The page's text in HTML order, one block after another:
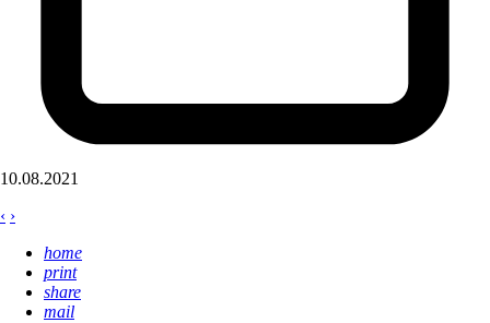
10.08.2021
‹ ›
home
print
share
mail